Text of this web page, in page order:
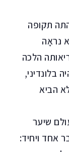
תקופה
נראָה
הלכה
בלונדיני,
הביא
שיער
אחד ויחיד: